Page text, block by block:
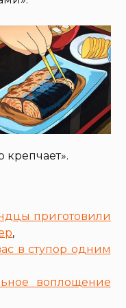
крепчает».
приготовили
,
в ступор одним
воплощение